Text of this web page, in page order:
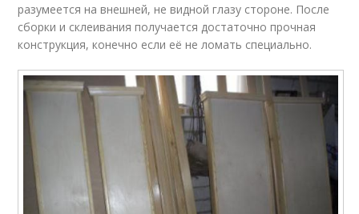
разумеется на внешней, не видной глазу стороне. После
сборки и склеивания получается достаточно прочная
конструкция, конечно если её не ломать специально.